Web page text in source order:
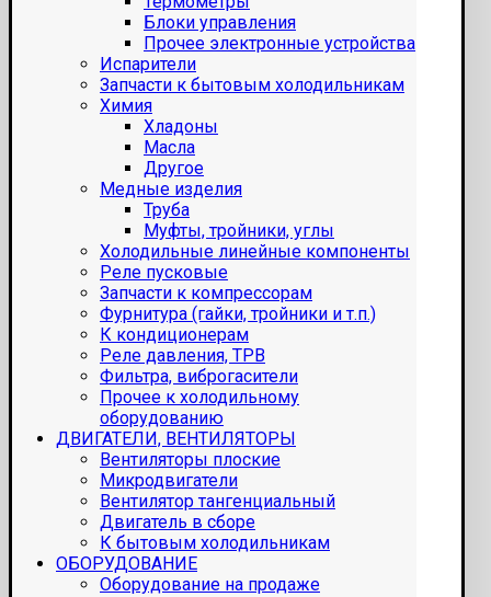
Блоки управления
Прочее электронные устройства
Испарители
Запчасти к бытовым холодильникам
Химия
Хладоны
Масла
Другое
Медные изделия
Труба
Муфты, тройники, углы
Холодильные линейные компоненты
Реле пусковые
Запчасти к компрессорам
Фурнитура (гайки, тройники и т.п.)
К кондиционерам
Реле давления, ТРВ
Фильтра, виброгасители
Прочее к холодильному
оборудованию
ДВИГАТЕЛИ, ВЕНТИЛЯТОРЫ
Вентиляторы плоские
Микродвигатели
Вентилятор тангенциальный
Двигатель в сборе
К бытовым холодильникам
ОБОРУДОВАНИЕ
Оборудование на продаже